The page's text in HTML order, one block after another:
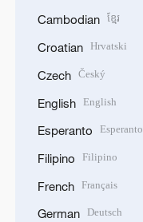
Cambodian ខ្មែរ
Croatian Hrvatski
Czech Český
English English
Esperanto Esperanto
Filipino Filipino
French Français
German Deutsch